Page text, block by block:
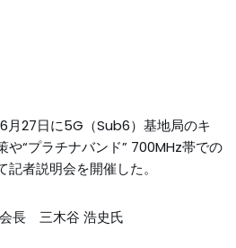
月27日に5G（Sub6）基地局のキ
や“プラチナバンド” 700MHz帯での
者説明会を開催した。
長 三木谷 浩史氏